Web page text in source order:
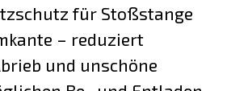
für Stoßstange
– reduziert
und unschöne